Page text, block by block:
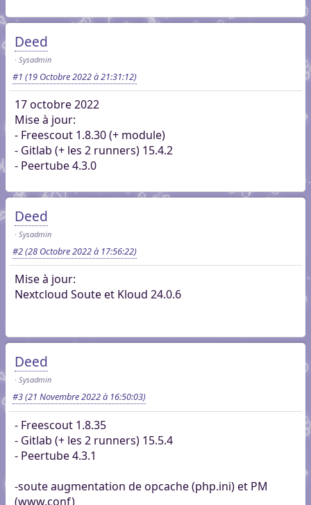
Deed
Sysadmin
#1 (19 Octobre 2022 à 21:31:12)
17 octobre 2022
Mise à jour:
- Freescout 1.8.30 (+ module)
- Gitlab (+ les 2 runners) 15.4.2
- Peertube 4.3.0
Deed
Sysadmin
#2(28 Octobre 2022 à 17:56:22)
Mise à jour:
Nextcloud Soute et Kloud 24.0.6
Deed
Sysadmin
#3(21 Novembre 2022 à 16:50:03)
- Freescout 1.8.35
- Gitlab (+ les 2 runners) 15.5.4
- Peertube 4.3.1
-soute augmentation de opcache (php.ini) et PM
(www.conf)